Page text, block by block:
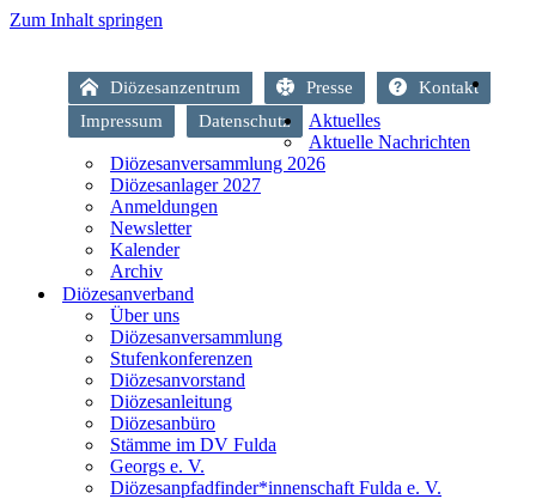
Zum Inhalt springen
Diözesanzentrum Presse
Kontakt
Impressum
Datenschutz
Aktuelles
Aktuelle Nachrichten
Diözesanversammlung 2026
Diözesanlager 2027
Anmeldungen
Newsletter
Kalender
Archiv
Diözesanverband
Über uns
Diözesanversammlung
Stufenkonferenzen
Diözesanvorstand
Diözesanleitung
Diözesanbüro
Stämme im DV Fulda
Georgs e. V.
Diözesanpfadfinder*innenschaft Fulda e. V.